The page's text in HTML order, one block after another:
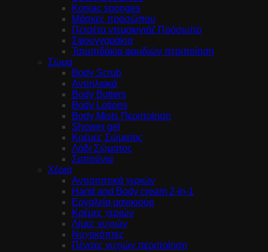
Konjac sponges
Μάσκες προσώπου
Πετσέτα ντεμακιγιάζ Πρόσωπο
Σφουγγαράκια
Τσιμπιδάκια φρυδιών περιποίηση
Σώμα
Body Scrub
Αντιηλιακά
Body Butters
Body Lotions
Body Mists Περιποίηση
Shower gel
Κρέμες Σώματος
Λάδι Σώματος
Σαπούνια
Χέρια
Αντισηπτικά χεριών
Hand and Body cream 2-in-1
Εργαλεία μανικιούρ
Κρέμες χεριών
Λίμες νυχιών
Νυχοκόπτες
Πένσες νυχιών περιποίηση